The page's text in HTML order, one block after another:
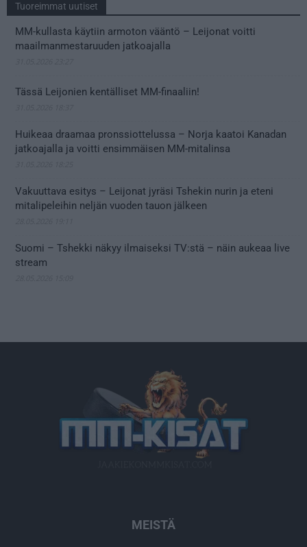
Tuoreimmat uutiset
MM-kullasta käytiin armoton vääntö – Leijonat voitti
maailmanmestaruuden jatkoajalla
Tässä Leijonien kentälliset MM-finaaliin!
Huikeaa draamaa pronssiottelussa – Norja kaatoi Kanadan
jatkoajalla ja voitti ensimmäisen MM-mitalinsa
Vakuuttava esitys – Leijonat jyräsi Tshekin nurin ja eteni
mitalipeleihin neljän vuoden tauon jälkeen
Suomi – Tshekki näkyy ilmaiseksi TV:stä – näin aukeaa live
stream
MEISTÄ